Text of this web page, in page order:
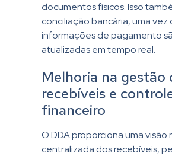
documentos físicos. Isso
conciliação bancária, uma vez
informações de pagamento
atualizadas em tempo real.
Melhoria na gestão
recebíveis e
financeiro
O DDA proporciona uma visão
centralizada dos recebíveis,